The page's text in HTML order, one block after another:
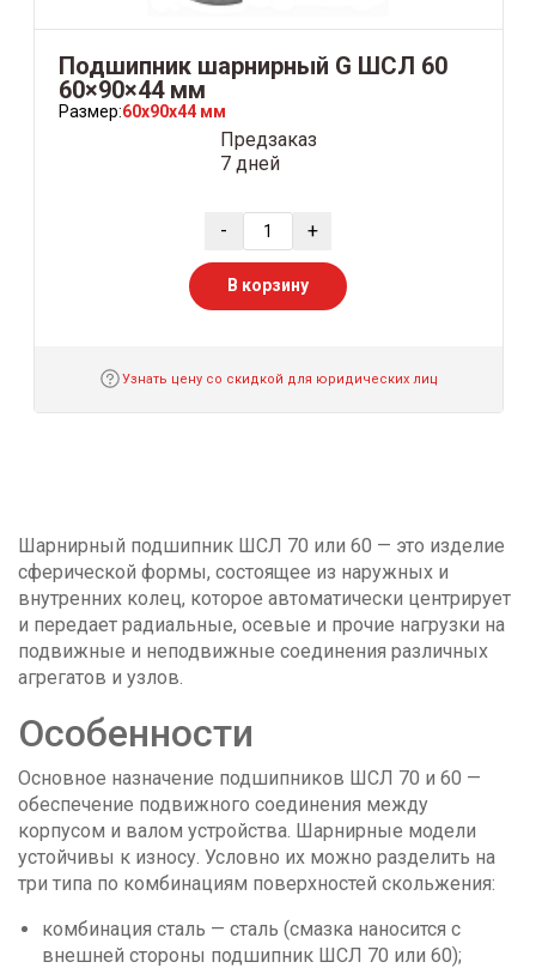
Подшипник шарнирный G ШСЛ 60
60×90×44 мм
Размер:60x90x44 мм
Предзаказ
7 дней
- +
В корзину
Узнать цену со скидкой для юридических лиц
Шарнирный подшипник ШСЛ 70 или 60 — это изделие
сферической формы, состоящее из наружных и
внутренних колец, которое автоматически центрирует
и передает радиальные, осевые и прочие нагрузки на
подвижные и неподвижные соединения различных
агрегатов и узлов.
Особенности
Основное назначение подшипников ШСЛ 70 и 60 —
обеспечение подвижного соединения между
корпусом и валом устройства. Шарнирные модели
устойчивы к износу. Условно их можно разделить на
три типа по комбинациям поверхностей скольжения:
комбинация сталь — сталь (смазка наносится с
внешней стороны подшипник ШСЛ 70 или 60);